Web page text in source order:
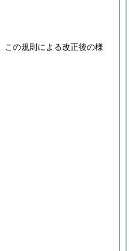
この規則による改正後の様